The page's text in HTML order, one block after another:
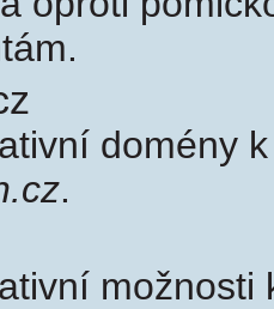
domény
.
možnosti